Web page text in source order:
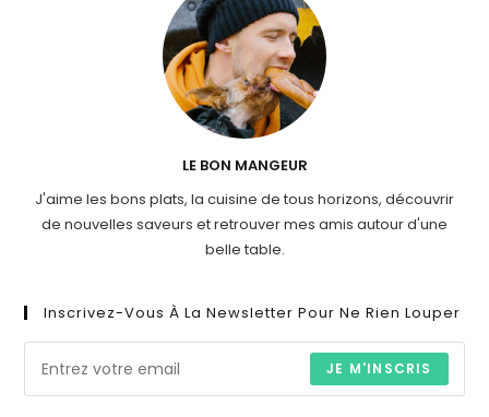
LE BON MANGEUR
J'aime les bons plats, la cuisine de tous horizons, découvrir
de nouvelles saveurs et retrouver mes amis autour d'une
belle table.
Inscrivez-Vous À La Newsletter Pour Ne Rien Louper
JE M'INSCRIS